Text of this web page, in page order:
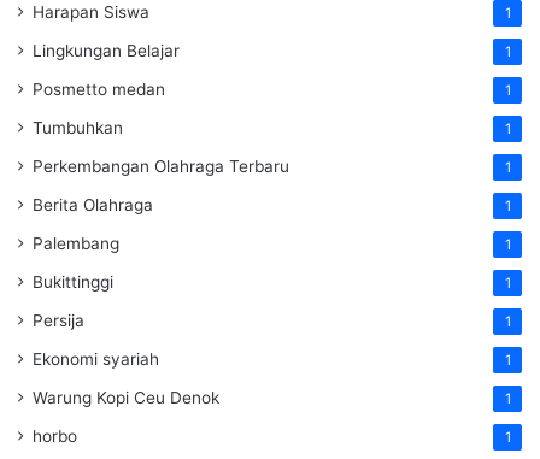
Harapan Siswa 1
Lingkungan Belajar 1
Posmetto medan 1
Tumbuhkan 1
Perkembangan Olahraga Terbaru 1
Berita Olahraga 1
Palembang 1
Bukittinggi 1
Persija 1
Ekonomi syariah 1
Warung Kopi Ceu Denok 1
horbo 1